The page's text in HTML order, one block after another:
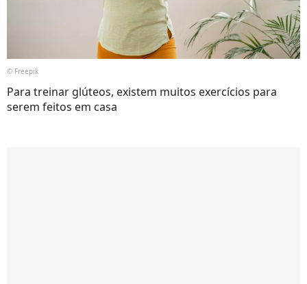
© Freepik
Para treinar glúteos, existem muitos exercícios para
serem feitos em casa